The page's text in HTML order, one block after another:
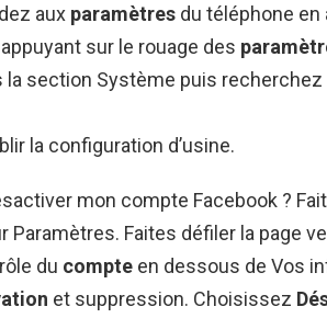
aux paramètres du téléphone en
sur le rouage des
la section Système puis recherchez
la configuration d’usine.
mon compte Facebook ?
Paramètres. Faites défiler la page
du compte en dessous de Vos
et suppression. Choisissez